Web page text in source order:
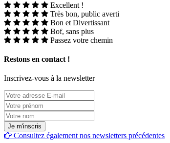
Excellent !
Très bon, public averti
Bon et Divertissant
Bof, sans plus
Passez votre chemin
Restons en contact !
Inscrivez-vous à la newsletter
Consultez également nos newsletters précédentes